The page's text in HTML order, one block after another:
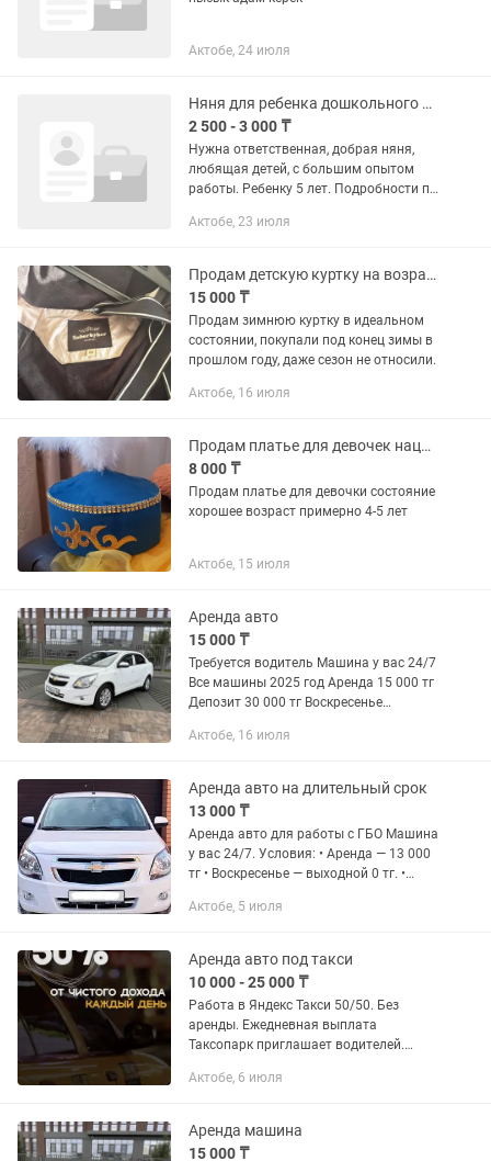
Актобе, 24 июля
Няня для ребенка дошкольного возраста
2 500 - 3 000 ₸
Нужна ответственная, добрая няня,
любящая детей, с большим опытом
работы. Ребенку 5 лет. Подробности по
Актобе, 23 июля
Продам детскую куртку на возраст 9-10-11 лет
15 000 ₸
Продам зимнюю куртку в идеальном
состоянии, покупали под конец зимы в
прошлом году, даже сезон не относили.
Актобе, 16 июля
Продам платье для девочек национнальное возраст 4-5 лет
8 000 ₸
Продам платье для девочки состояние
хорошее возраст примерно 4-5 лет
Актобе, 15 июля
Аренда авто
15 000 ₸
Требуется водитель Машина у вас 24/7
Все машины 2025 год Аренда 15 000 тг
Депозит 30 000 тг Воскресенье
Полное обслуживание за счет
Актобе, 16 июля
Аренда авто на длительный срок
13 000 ₸
Аренда авто для работы с ГБО Машина
у вас 24/7. Условия: • Аренда — 13 000
тг • Воскресенье — выходной 0 тг. •
35 лет • Класс страхования не ниже 6 •
Актобе, 5 июля
Аренда авто под такси
10 000 - 25 000 ₸
Работа в Яндекс Такси 50/50. Без
аренды. Ежедневная выплата
Таксопарк приглашает водителей.
Chevrolet Cobalt (автомат). Честный
Актобе, 6 июля
Аренда машина
15 000 ₸